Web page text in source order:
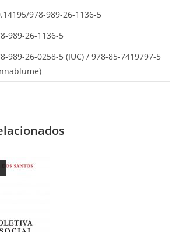
978-989-26-1136-5
989-26-1136-5
989-26-0258-5 (IUC) / 978-85-7419797-5